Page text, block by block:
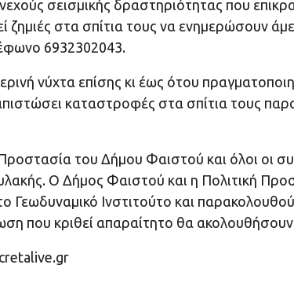
σεισμικής δραστηριότητας που
ζημιές στα σπίτια τους να ενημερώσουν
6932302043.
νύχτα επίσης κι έως ότου
καταστροφές στα σπίτια τους
Προστασία του Δήμου Φαιστού και όλοι οι
Ο Δήμος Φαιστού και η Πολιτική
Γεωδυναμικό Ινστιτούτο και
που κριθεί απαραίτητο θα